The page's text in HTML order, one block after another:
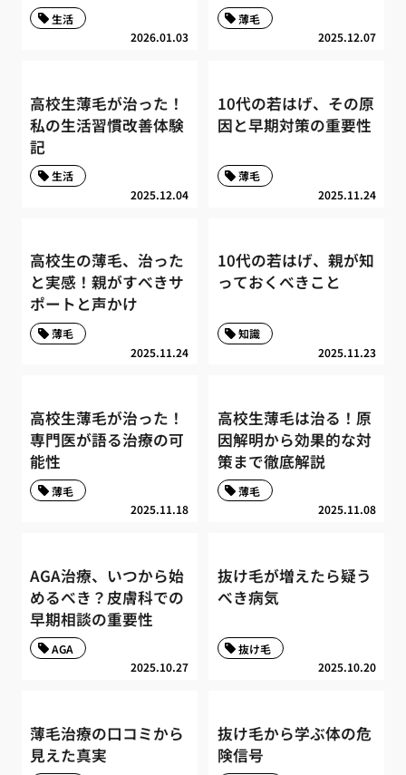
2026.01.03
生活
2025.12.07
薄毛
高校生薄毛が治った！
私の生活習慣改善体験
記
2025.12.04
生活
10代の若はげ、その原
因と早期対策の重要性
2025.11.24
薄毛
高校生の薄毛、治った
と実感！親がすべきサ
ポートと声かけ
2025.11.24
薄毛
10代の若はげ、親が知
っておくべきこと
2025.11.23
知識
高校生薄毛が治った！
専門医が語る治療の可
能性
2025.11.18
薄毛
高校生薄毛は治る！原
因解明から効果的な対
策まで徹底解説
2025.11.08
薄毛
AGA治療、いつから始
めるべき？皮膚科での
早期相談の重要性
2025.10.27
AGA
抜け毛が増えたら疑う
べき病気
2025.10.20
抜け毛
薄毛治療の口コミから
見えた真実
抜け毛から学ぶ体の危
険信号